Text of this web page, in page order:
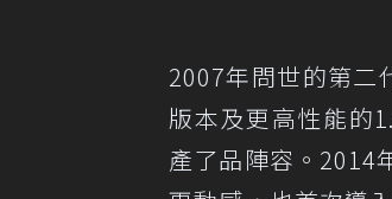
2007年問世的第二
版本及更高性能的
產了品陣容。2014